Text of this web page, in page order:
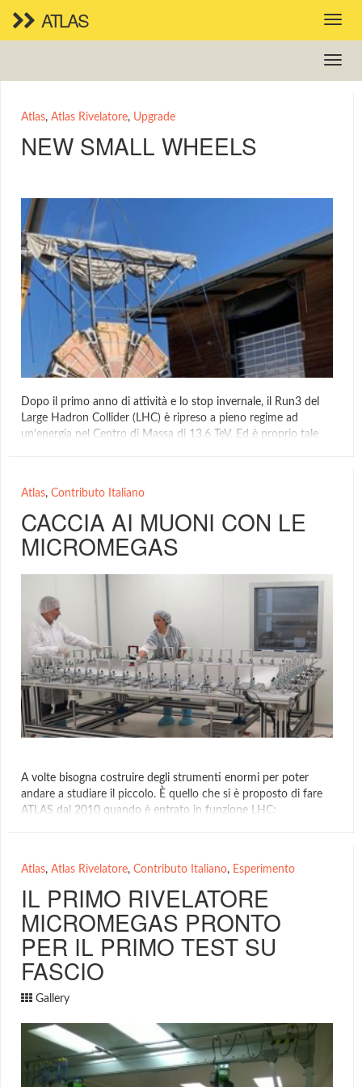
ATLAS
Atlas, Atlas Rivelatore, Upgrade
NEW SMALL WHEELS
Dopo il primo anno di attività e lo stop invernale, il Run3 del
Large Hadron Collider (LHC) è ripreso a pieno regime ad
un’energia nel Centro di Massa di 13.6 TeV. Ed è proprio tale
Atlas, Contributo Italiano
CACCIA AI MUONI CON LE
MICROMEGAS
A volte bisogna costruire degli strumenti enormi per poter
andare a studiare il piccolo. È quello che si è proposto di fare
ATLAS dal 2010 quando è entrato in funzione LHC:
Atlas, Atlas Rivelatore, Contributo Italiano, Esperimento
IL PRIMO RIVELATORE
MICROMEGAS PRONTO
PER IL PRIMO TEST SU
FASCIO
Gallery